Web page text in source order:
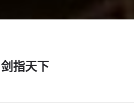
指天下